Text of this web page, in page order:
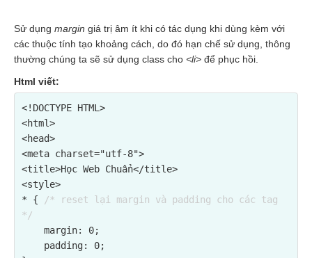
Sử dụng margin giá trị âm ít khi có tác dụng khi dùng kèm với
các thuộc tính tạo khoảng cách, do đó hạn chế sử dụng, thông
thường chúng ta sẽ sử dụng class cho <li> để phục hồi.
Html viết:
<!DOCTYPE HTML>
<html>
<head>
<meta charset="utf-8">
<title>Học Web Chuẩn</title>
<style>
* {
/* reset lại margin và padding cho các tag
*/